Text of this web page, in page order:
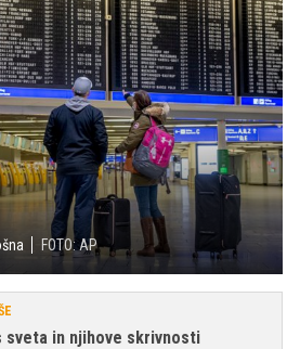
FOTO: AP
sveta in njihove skrivnosti